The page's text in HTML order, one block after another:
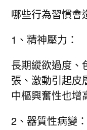
哪些行為習慣會
1、精神壓力：
長期縱欲過度、
張、激動引起皮
中樞興奮性也增
2、器質性病變：